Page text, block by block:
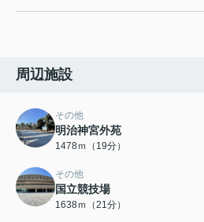
周辺施設
その他
明治神宮外苑
1478ｍ（19分）
その他
国立競技場
1638ｍ（21分）